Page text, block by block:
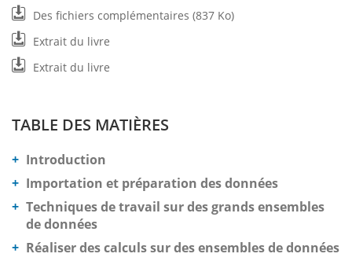
Des fichiers complémentaires (837 Ko)
Extrait du livre
Extrait du livre
TABLE DES MATIÈRES
Introduction
Importation et préparation des données
Techniques de travail sur des grands ensembles
de données
Réaliser des calculs sur des ensembles de données